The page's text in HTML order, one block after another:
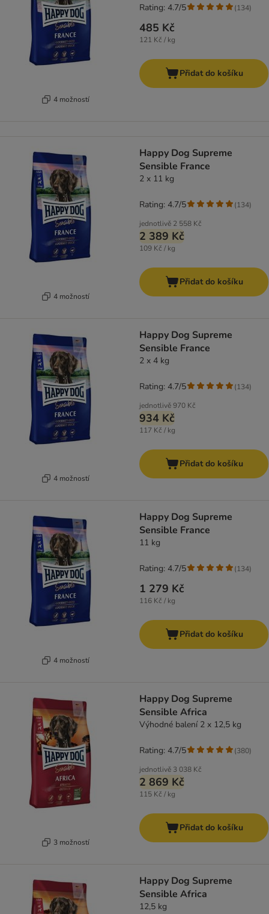
4 možností
485 Kč
121 Kč / kg
Rating: 4.7/5 (134)
Přidat do košíku
4 možností
Happy Dog Supreme
Sensible France
2 x 11 kg
jednotlivě 2 558 Kč
2 389 Kč
109 Kč / kg
Rating: 4.7/5 (134)
Přidat do košíku
4 možností
Happy Dog Supreme
Sensible France
2 x 4 kg
jednotlivě970 Kč
934 Kč
117 Kč / kg
Rating: 4.7/5 (134)
Přidat do košíku
4 možností
Happy Dog Supreme
Sensible France
11 kg
1 279 Kč
116 Kč / kg
Rating: 4.7/5 (134)
Přidat do košíku
3 možností
Happy Dog Supreme
Sensible Africa
Výhodné balení 2 x 12,5 kg
jednotlivě 3 038 Kč
2 869 Kč
115 Kč / kg
Rating: 4.7/5 (380)
Přidat do košíku
Happy Dog Supreme
Sensible Africa
12,5 kg